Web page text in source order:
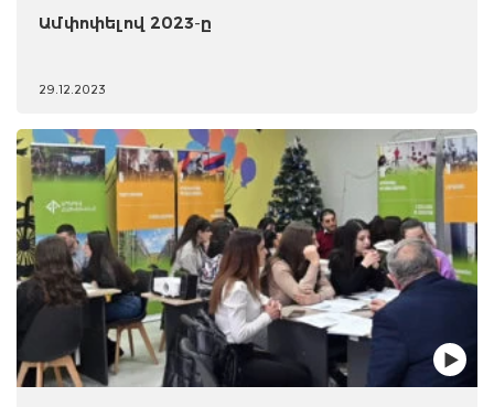
Ամփոփելով 2023-ը
29.12.2023